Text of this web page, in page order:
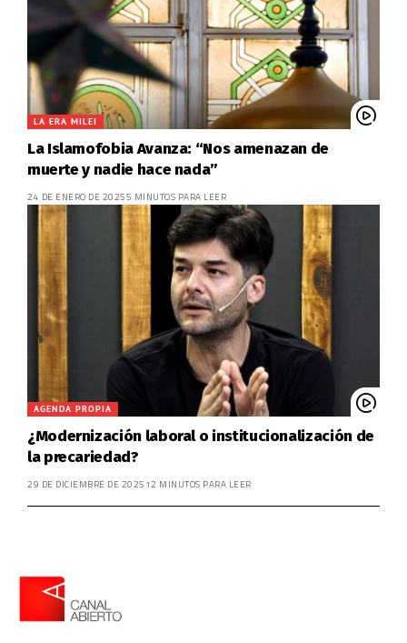
LA ERA MILEI
La Islamofobia Avanza: “Nos amenazan de
muerte y nadie hace nada”
24 DE ENERO DE 20255 MINUTOS PARA LEER
AGENDA PROPIA
¿Modernización laboral o institucionalización de
la precariedad?
29 DE DICIEMBRE DE 2025 12 MINUTOS PARA LEER